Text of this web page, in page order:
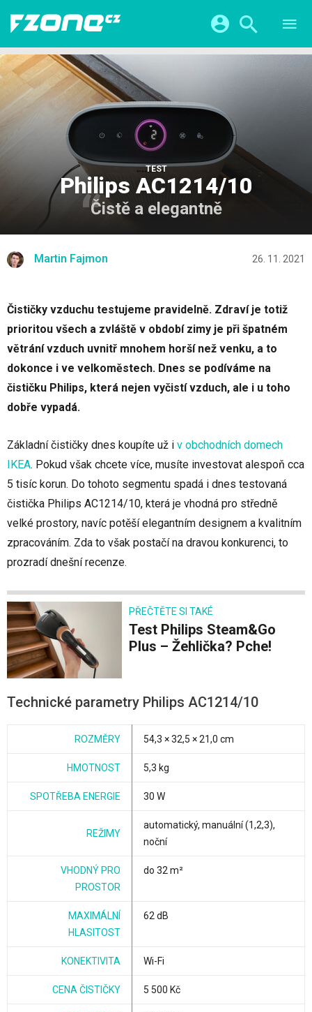
TESTY
VIDEA
SERIÁLY
KATEGORIE
CHYTRÁ DOMÁCNOST
CHYTRÁ MĚSTA
ŽIVOT BUDOUCNOSTI
HRY A ZÁBAVA
FINTECH
Přihlášení a registrace pomocí:
Facebook Google
Twitter Apple Microsoft
TEST
Philips AC1214/10
Čistě a elegantně
Martin Fajmon 26. 11. 2021
Čističky vzduchu testujeme pravidelně. Zdraví je totiž
prioritou všech a zvláště v období zimy je při špatném
větrání vzduch uvnitř mnohem horší než venku, a to
dokonce i ve velkoměstech. Dnes se podíváme na
čističku Philips, která nejen vyčistí vzduch, ale i u toho
dobře vypadá.
Základní čističky dnes koupíte už i v obchodních domech
IKEA. Pokud však chcete více, musíte investovat alespoň cca
5 tisíc korun. Do tohoto segmentu spadá i dnes testovaná
čistička Philips AC1214/10, která je vhodná pro středně
velké prostory, navíc potěší elegantním designem a kvalitním
zpracováním. Zda to však postačí na dravou konkurenci, to
prozradí dnešní recenze.
PŘEČTĚTE SI TAKÉ
Test Philips Steam&Go
Plus – Žehlička? Pche!
Technické parametry Philips AC1214/10
ROZMĚRY 54,3 × 32,5 × 21,0 cm
HMOTNOST 5,3 kg
SPOTŘEBA ENERGIE 30 W
REŽIMY
automatický, manuální (1,2,3),
noční
VHODNÝ PRO
PROSTOR
do 32 m²
MAXIMÁLNÍ
HLASITOST
62 dB
KONEKTIVITA Wi-Fi
CENA ČISTIČKY 5 500 Kč